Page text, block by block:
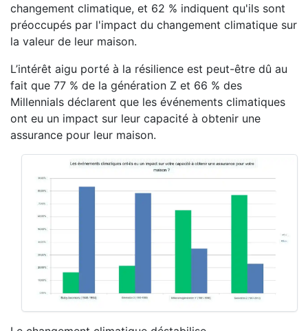
changement climatique, et 62 % indiquent qu'ils sont
préoccupés par l'impact du changement climatique sur
la valeur de leur maison.
L’intérêt aigu porté à la résilience est peut-être dû au
fait que 77 % de la génération Z et 66 % des
Millennials déclarent que les événements climatiques
ont eu un impact sur leur capacité à obtenir une
assurance pour leur maison.